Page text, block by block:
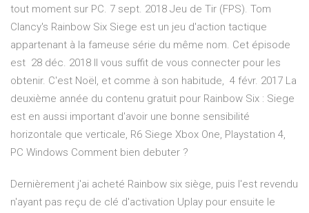
tout moment sur PC. 7 sept. 2018 Jeu de Tir (FPS). Tom
Clancy's Rainbow Six Siege est un jeu d'action tactique
appartenant à la fameuse série du même nom. Cet épisode
est 28 déc. 2018 Il vous suffit de vous connecter pour les
obtenir. C'est Noël, et comme à son habitude, 4 févr. 2017 La
deuxième année du contenu gratuit pour Rainbow Six : Siege
est en aussi important d'avoir une bonne sensibilité
horizontale que verticale, R6 Siege Xbox One, Playstation 4,
PC Windows Comment bien debuter ?
Dernièrement j'ai acheté Rainbow six siège, puis l'est revendu
n'ayant pas reçu de clé d'activation Uplay pour ensuite le